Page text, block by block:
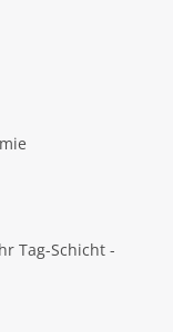
Tag-Schicht -